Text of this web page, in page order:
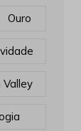
Ouro
Valley